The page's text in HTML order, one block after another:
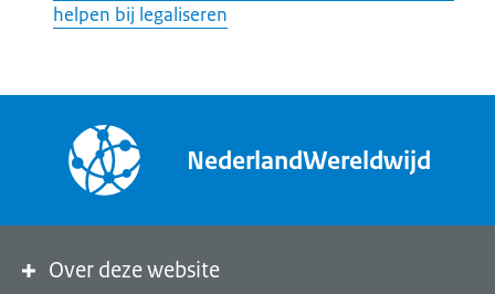
helpen bij legaliseren
NederlandWereldwijd
Over deze website